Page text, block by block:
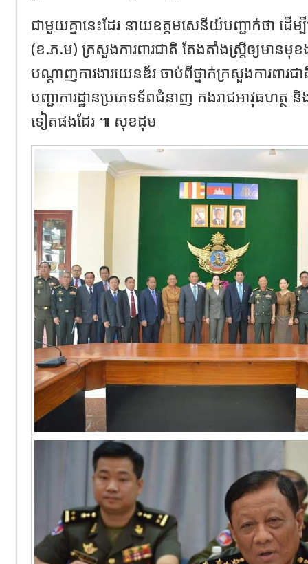
ជាមួយគ្នានេះដែរ នាយឧត្តមសេនីយ៍បញ្ជាក់ថា ដើម្
(ខ.ភ.ម) ក្រសួងការពារជាតិ តែងតាំងស្រ្តីឲ្យមានមុខ
បណ្តាញការងារយេនឌ័រ ចាប់ពីថ្នាក់ក្រសួងការពារជ
បញ្ជាការដ្ឋានប្រភេទទ័ពជំនាញ កងរាជអាវុធហត្ថ
ទៀតផងដែរ ៕ សុខដុម